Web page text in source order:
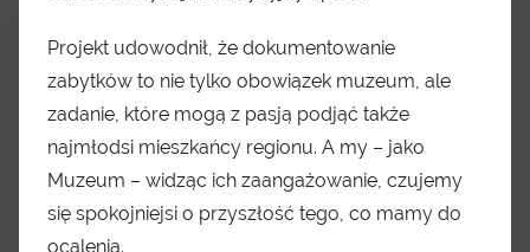
Projekt udowodnił, że dokumentowanie
zabytków to nie tylko obowiązek muzeum, ale
zadanie, które mogą z pasją podjąć także
najmłodsi mieszkańcy regionu. A my – jako
Muzeum – widząc ich zaangażowanie, czujemy
się spokojniejsi o przyszłość tego, co mamy do
ocalenia.